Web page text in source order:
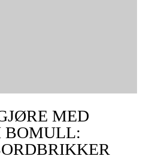
MED
BOMULL: